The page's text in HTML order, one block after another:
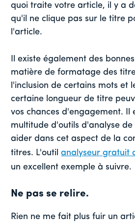
quoi traite votre article, il y a
qu'il ne clique pas sur le titre
l'article.
Il existe également des
matière de formatage des
l'inclusion de certains mots et
certaine longueur de titre
vos chances d'engagement. Il
multitude d'outils d'analyse de
aider dans cet aspect de la
titres. L'outilanalyseur gratuit
un excellent exemple à suivre.
Ne pas se relire.
Rien ne me fait plus fuir un